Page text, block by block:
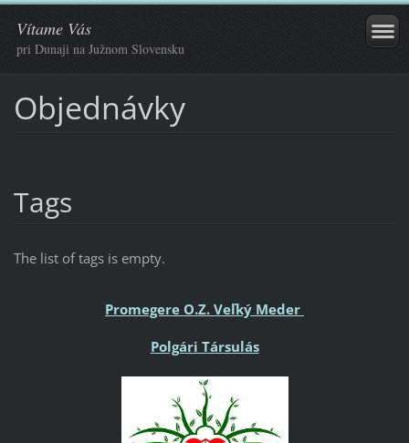
Vítame Vás
pri Dunaji na Južnom Slovensku
Objednávky
Tags
The list of tags is empty.
Promegere O.Z. Veľký Meder
Polgári Társulás